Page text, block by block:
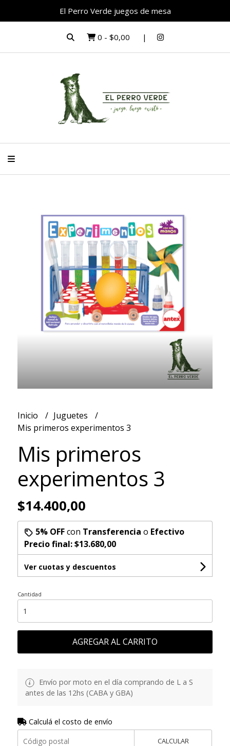
El Perro Verde juegos de mesa
0 - $0,00
Inicio
Juguetes
Mis primeros experimentos 3
Mis primeros
experimentos 3
$14.400,00
5% OFFcon Transferencia o Efectivo
Precio final:$13.680,00
Ver cuotas y descuentos
Cantidad
AGREGAR AL CARRITO
Envío por moto en el día comprando de L a S
antes de las 12hs (CABA y GBA)
Calculá el costo de envío
CALCULAR